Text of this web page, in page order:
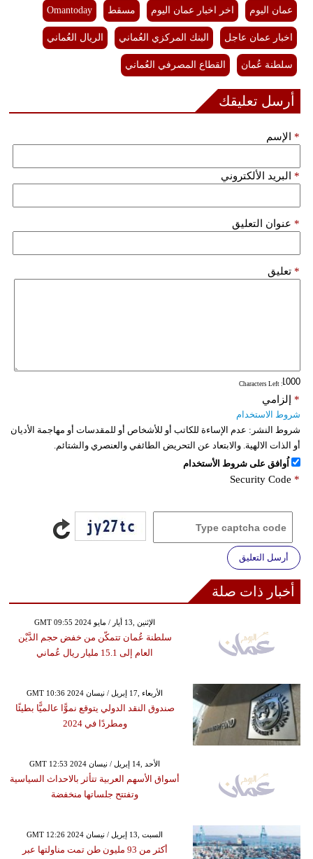
عمان اليوم اخر اخبار عمان اليوم مسقط Omantoday
اخبار عمان عاجل البنك المركزي العُماني الريال العُماني
سلطنة عُمان القطاع المصرفي العُماني
أرسل تعليقك
الإسم *
البريد الألكتروني *
عنوان التعليق *
تعليق *
: Characters Left
إلزامي *
شروط الاستخدام
شروط النشر: عدم الإساءة للكاتب أو للأشخاص أو للمقدسات أو مهاجمة الأديان
أو الذات الالهية. والابتعاد عن التحريض الطائفي والعنصري والشتائم.
اُوافق على شروط الأستخدام
Security Code *
أرسل التعليق
أخبار ذات صلة
GMT 09:55 2024 الإثنين ,13 أيار / مايو
سلطنة عُمان تتمكّن من خفض حجم الدَّيْن
العام إلى 15.1 مليار ريال عُماني
GMT 10:36 2024 الأربعاء ,17 إبريل / نيسان
صندوق النقد الدولي يتوقع نموًّا عالميًّا بطيئًا
ومطردًا في 2024
GMT 12:53 2024 الأحد ,14 إبريل / نيسان
أسواق الأسهم العربية تتأثر بالاحداث السياسية
وتفتتح جلساتها منخفضة
GMT 12:26 2024 السبت ,13 إبريل / نيسان
أكثر من 93 مليون طن تمت مناولتها عبر